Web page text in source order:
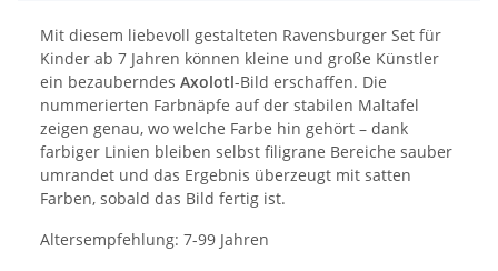
Mit diesem liebevoll gestalteten Ravensburger Set für
Kinder ab 7 Jahren können kleine und große Künstler
ein bezauberndes Axolotl-Bild erschaffen. Die
nummerierten Farbnäpfe auf der stabilen Maltafel
zeigen genau, wo welche Farbe hin gehört – dank
farbiger Linien bleiben selbst filigrane Bereiche sauber
umrandet und das Ergebnis überzeugt mit satten
Farben, sobald das Bild fertig ist.
Altersempfehlung: 7-99 Jahren